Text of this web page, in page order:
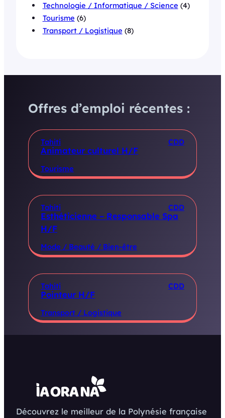
Technologie / Informatique / Science (4)
Tourisme (6)
Transport / Logistique (8)
Offres d’emploi récentes :
Tahiti CDD
Animateur culturel H/F
Tourisme
Tahiti CDD
Esthéticienne – Responsable Spa
H/F
Mode / Beauté / Bien-être
Tahiti CDD
Pointeur H/F
Transport / Logistique
Découvrez le meilleur de la Polynésie française